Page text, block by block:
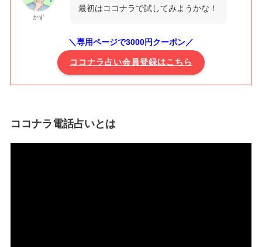
かず
最初はココナラで試してみようかな！
＼専用ページで3000円クーポン／
ココナラ占い会員登録はこちら
ココナラ電話占いとは